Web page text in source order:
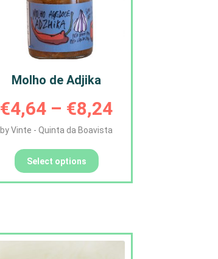
Molho de Adjika
€4,64 – €8,24Price
by Vinte - Quinta da Boavista
Select options
product
has
multiple
may